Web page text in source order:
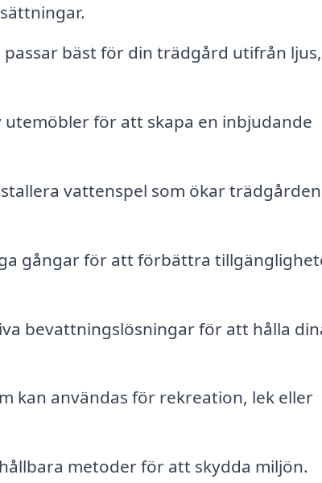
bäst för din trädgård utifrån ljus,
utemöbler för att skapa en inbjudande
vattenspel som ökar
gångar för att förbättra
bevattningslösningar för att hålla
kan användas för rekreation, lek eller
metoder för att skydda miljön.